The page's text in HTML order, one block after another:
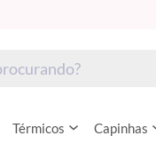
Térmicos Capinhas